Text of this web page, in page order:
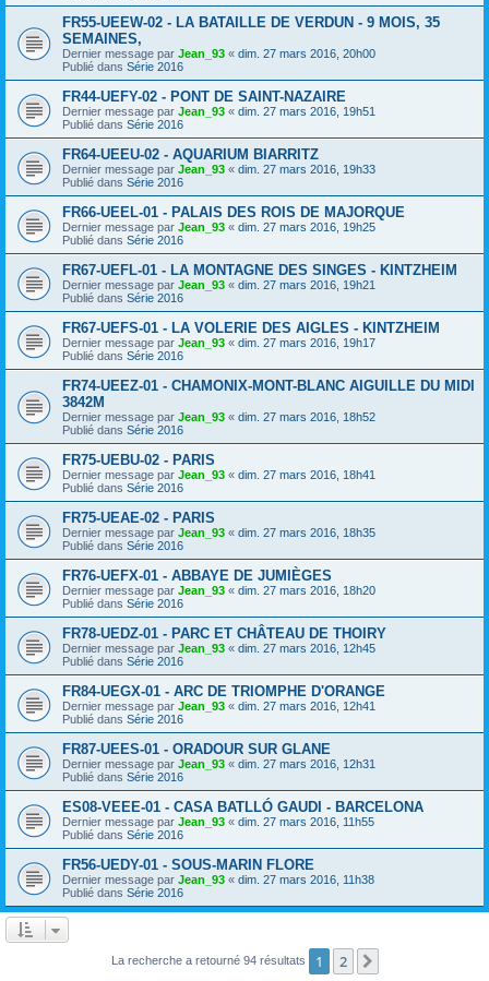
FR55-UEEW-02 - LA BATAILLE DE VERDUN - 9 MOIS, 35
SEMAINES,
Dernier message par Jean_93 « dim. 27 mars 2016, 20h00
Publié dans Série 2016
FR44-UEFY-02 - PONT DE SAINT-NAZAIRE
Dernier message par Jean_93 « dim. 27 mars 2016, 19h51
Publié dans Série 2016
FR64-UEEU-02 - AQUARIUM BIARRITZ
Dernier message par Jean_93 « dim. 27 mars 2016, 19h33
Publié dans Série 2016
FR66-UEEL-01 - PALAIS DES ROIS DE MAJORQUE
Dernier message par Jean_93 « dim. 27 mars 2016, 19h25
Publié dans Série 2016
FR67-UEFL-01 - LA MONTAGNE DES SINGES - KINTZHEIM
Dernier message par Jean_93 « dim. 27 mars 2016, 19h21
Publié dans Série 2016
FR67-UEFS-01 - LA VOLERIE DES AIGLES - KINTZHEIM
Dernier message par Jean_93 « dim. 27 mars 2016, 19h17
Publié dans Série 2016
FR74-UEEZ-01 - CHAMONIX-MONT-BLANC AIGUILLE DU MIDI
3842M
Dernier message par Jean_93 « dim. 27 mars 2016, 18h52
Publié dans Série 2016
FR75-UEBU-02 - PARIS
Dernier message par Jean_93 « dim. 27 mars 2016, 18h41
Publié dans Série 2016
FR75-UEAE-02 - PARIS
Dernier message par Jean_93 « dim. 27 mars 2016, 18h35
Publié dans Série 2016
FR76-UEFX-01 - ABBAYE DE JUMIÈGES
Dernier message par Jean_93 « dim. 27 mars 2016, 18h20
Publié dans Série 2016
FR78-UEDZ-01 - PARC ET CHÂTEAU DE THOIRY
Dernier message par Jean_93 « dim. 27 mars 2016, 12h45
Publié dans Série 2016
FR84-UEGX-01 - ARC DE TRIOMPHE D'ORANGE
Dernier message par Jean_93 « dim. 27 mars 2016, 12h41
Publié dans Série 2016
FR87-UEES-01 - ORADOUR SUR GLANE
Dernier message par Jean_93 « dim. 27 mars 2016, 12h31
Publié dans Série 2016
ES08-VEEE-01 - CASA BATLLÓ GAUDI - BARCELONA
Dernier message par Jean_93 « dim. 27 mars 2016, 11h55
Publié dans Série 2016
FR56-UEDY-01 - SOUS-MARIN FLORE
Dernier message par Jean_93 « dim. 27 mars 2016, 11h38
Publié dans Série 2016
La recherche a retourné 94 résultats 1 2